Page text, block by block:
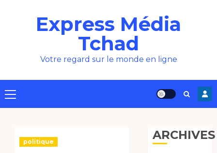
Express Média
Tchad
Votre regard sur le monde en ligne
Menu
principal
politique ARCHIVES